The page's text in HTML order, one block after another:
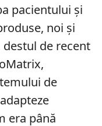
pacientului și
noi și
de recent
de
era până